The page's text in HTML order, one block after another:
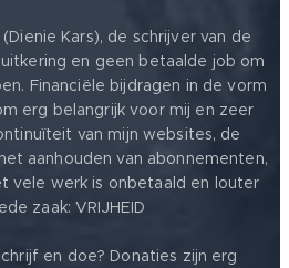
Kars), de schrijver van de
en geen betaalde job om
Financiële bijdragen in de vorm
erg belangrijk voor mij en zeer
van mijn websites, de
aanhouden van abonnementen,
vele werk is onbetaald en louter
zaak: VRIJHEID ❤️
en doe? Donaties zijn erg